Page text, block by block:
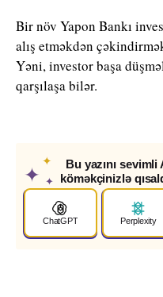
Bir növ Yapon Bankı
alış etməkdən
Yəni, investor başa
qarşılaşa bilər.
✦
✦
✦
Bu yazını sevimli
köməkçinizlə
ChatGPT Perplexity